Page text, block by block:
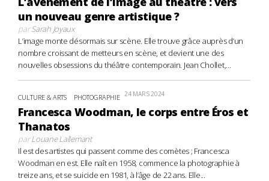
un nouveau genre artistique ?
parSarah Joyaux
L’image monte désormais sur scène. Elle trouve grâce auprès d’un
nombre croissant de metteurs en scène, et devient une des
nouvelles obsessions du théâtre contemporain. Jean Chollet,...
CULTURE & ARTS PHOTOGRAPHIE 24 MARS 2024
Francesca Woodman, le corps entre Éros et
Thanatos
parLouane Lallemant
Il est des artistes qui passent comme des comètes ; Francesca
Woodman en est. Elle naît en 1958, commence la photographie à
treize ans, et se suicide en 1981, à l’âge de 22 ans. Elle...